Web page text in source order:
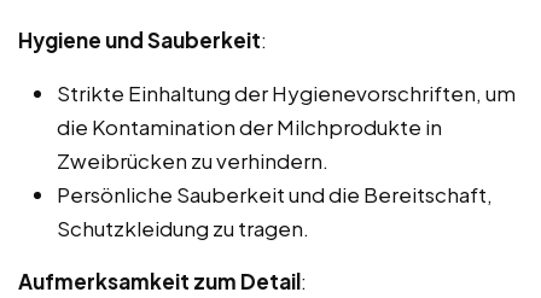
Hygiene und Sauberkeit:
Strikte Einhaltung der Hygienevorschriften, um
die Kontamination der Milchprodukte in
Zweibrücken zu verhindern.
Persönliche Sauberkeit und die Bereitschaft,
Schutzkleidung zu tragen.
Aufmerksamkeit zum Detail: